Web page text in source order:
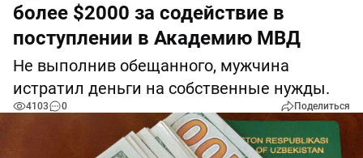
более $2000 за содействие в
поступлении в Академию МВД
Не выполнив обещанного, мужчина
истратил деньги на собственные нужды.
4103 0 Поделиться